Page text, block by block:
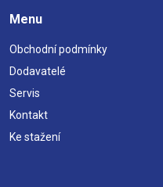
Menu
Obchodní podmínky
Dodavatelé
Servis
Kontakt
Ke stažení